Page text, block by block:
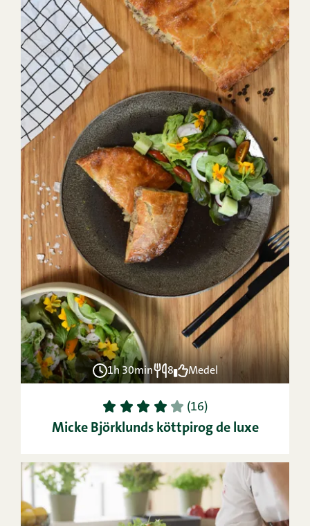
1h 30min 8 Medel
1 2 3 4 5 (16)
Micke Björklunds köttpirog de luxe